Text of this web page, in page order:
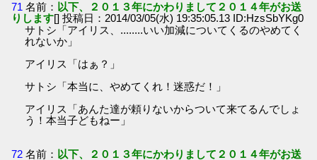
71 名前： 以下、２０１３年にかわりまして２０１４年がお送
りします[] 投稿日：2014/03/05(水) 19:35:05.13 ID:HzsSbYKg0
サトシ「アイリス、........いい加減についてくるのやめてく
れないか」
アイリス「はぁ？」
サトシ「本当に、やめてくれ！迷惑だ！」
アイリス「あんた達が頼りないからついて来てるんでしょ
う！本当子どもねー」
72 名前： 以下、２０１３年にかわりまして２０１４年がお送